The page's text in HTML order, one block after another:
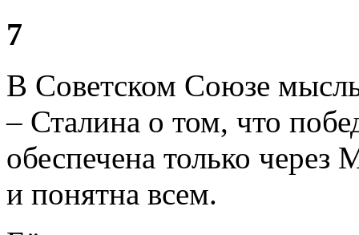
7
В Советском Союзе
– Сталина о том, что
обеспечена только
и понятна всем.